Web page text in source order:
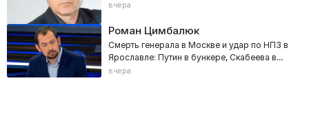
вчера
Роман Цимбалюк
Смерть генерала в Москве и удар по НПЗ в
Ярославле: Путин в бункере, Скабеева в
эфире!
вчера